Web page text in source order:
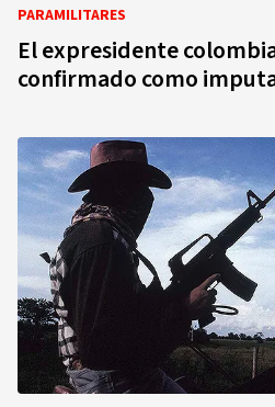
PARAMILITARES
El expresidente
confirmado como